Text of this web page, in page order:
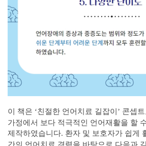
이 책은 ‘친절한 언어치료 길잡이’ 콘셉트
가정에서 보다 적극적인 언어재활을 할
제작하였습니다. 환자 및 보호자가 쉽게
간의 언어치료 경력을 바탕으로 다음과